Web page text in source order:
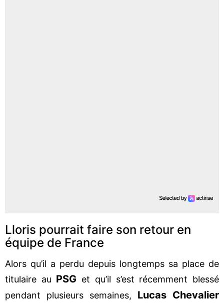
Lloris pourrait faire son retour en
équipe de France
Alors qu’il a perdu depuis longtemps sa place de
titulaire au PSG et qu’il s’est récemment blessé
pendant plusieurs semaines, Lucas Chevalier